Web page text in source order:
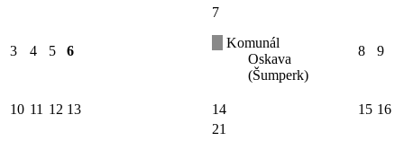
3 4 5 6
7
Komunál
Oskava
(Šumperk)
8 9
10 11 12 13 14 15 16
21